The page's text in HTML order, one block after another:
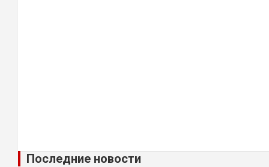
Последние новости